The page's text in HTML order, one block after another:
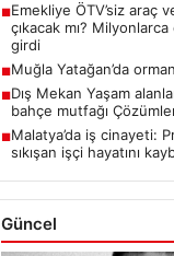
■Emekliye ÖTV’siz araç
çıkacak mı?
girdi
■Muğla Yatağan’da
■Dış Mekan Yaşam
bahçe mutfağı
■Malatya’da iş cinayeti:
sıkışan işçi hayatını
Güncel